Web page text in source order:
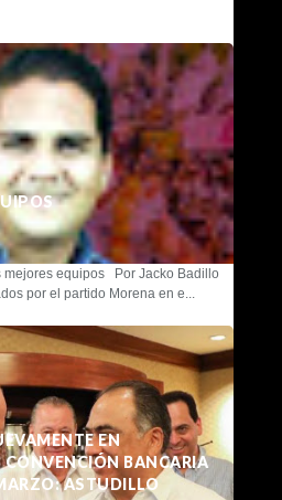
equipos Por Jacko Badillo
por el partido Morena en e...
EN
BANCARIA
ASTUDILLO